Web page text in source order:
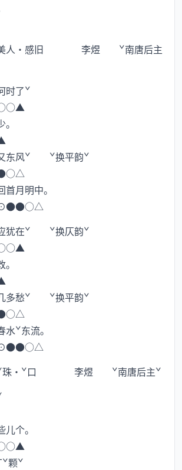
人·感旧 李煜 ˇ南唐后主
了ˇ
东风ˇ ˇ换平韵ˇ
月明中。
犹在ˇ ˇ换仄韵ˇ
多愁ˇ ˇ换平韵ˇ
ˇ东流。
珠·ˇ口 李煜 ˇ南唐后主ˇ
个。
颗ˇ